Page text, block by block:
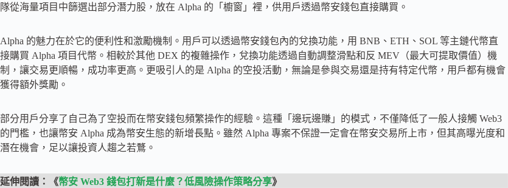
隊從海量項目中篩選出部分潛力股，放在 Alpha 的「櫥窗」裡，供用戶透過幣安錢包直接購買。
Alpha 的魅力在於它的便利性和激勵機制。用戶可以透過幣安錢包內的兌換功能，用 BNB、ETH、SOL 等主鏈代幣直
接購買 Alpha 項目代幣。相較於其他 DEX 的複雜操作，兌換功能透過自動調整滑點和反 MEV（最大可提取價值）機
制，讓交易更順暢，成功率更高。更吸引人的是 Alpha 的空投活動，無論是參與交易還是持有特定代幣，用戶都有機會
獲得額外獎勵。
部分用戶分享了自己為了空投而在幣安錢包頻繁操作的經驗。這種「邊玩邊賺」的模式，不僅降低了一般人接觸 Web3
的門檻，也讓幣安 Alpha 成為幣安生態的新增長點。雖然 Alpha 專案不保證一定會在幣安交易所上市，但其高曝光度和
潛在機會，足以讓投資人趨之若鶩。
延伸閱讀：《幣安 Web3 錢包打新是什麼？低風險操作策略分享》